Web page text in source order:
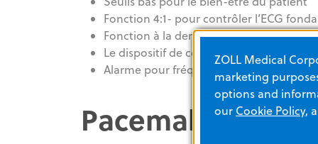
Fonction 4:1- pour contrôler l’ECG
Fonction à la demande où à fréquence
Le dispositif de correction des erreurs
Alarme pour fréquence cardiaque
Pacemaker
ZOLL Medical
marketing
options and
our Cookie Policy,